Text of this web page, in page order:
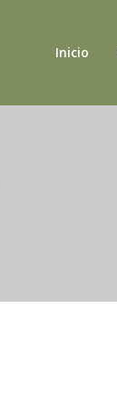
Inicio